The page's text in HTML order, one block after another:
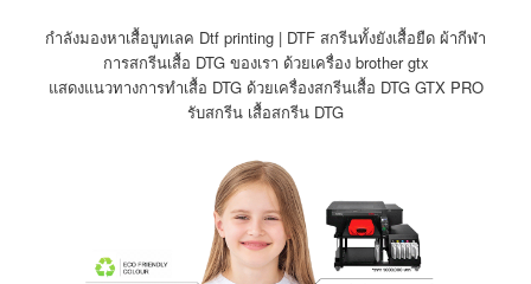
กำลังมองหาเสื้อบูทเลค Dtf printing | DTF สกรีนทั้งยังเสื้อยืด ผ้ากีฬา
การสกรีนเสื้อ DTG ของเรา ด้วยเครื่อง brother gtx
แสดงแนวทางการทำเสื้อ DTG ด้วยเครื่องสกรีนเสื้อ DTG GTX PRO
รับสกรีน เสื้อสกรีน DTG